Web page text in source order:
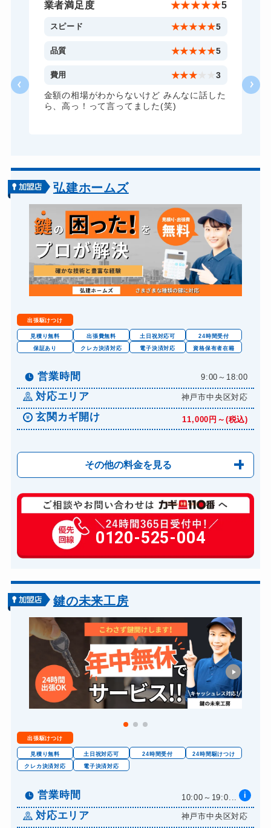
14,300円～(税込)
金庫カギ修理 11,000円～(税込)
ロッカーカギ開け 8,800円～(税込)
10,780円～(税込)
8,800円～(税込)
ドアノブカギ交換
業者満足度 ★★★★★5
スピード ★★★★★5
品質 ★★★★★5
費用 ★★★ 3
金額の相場がわからないけど みんなに話した
ら、高っ！って言ってました(笑)
弘建ホームズ
出張駆けつけ
見積り無料 出張費無料 土日祝対応可
24時間受付
保証あり
クレカ決済対応 電子決済対応 資格保有者在籍
営業時間 9:00～18:00
対応エリア 神戸市中央区対応
玄関カギ開け 11,000円～(税込)
その他の料金を見る
玄関カギ修理 6,600円～(税込)
玄関カギ交換 14,300円～(税込)
車カギ開け 13,200円～(税込)
金庫カギ開け
金庫カギ修理 11,000円～(税込)
金庫カギ交換 11,000円～(税込)
ロッカーカギ開け 8,800円～(税込)
ドアノブカギ開け 10,780円～(税込)
ドアノブカギ交換 11,000円～(税込)
0120-525-004
鍵の未来工房
出張駆けつけ
見積り無料 土日祝対応可 24時間受付
24時間駆けつけ
クレカ決済対応
電子決済対応
営業時間 10:00～19:0... i
対応エリア 神戸市中央区対応